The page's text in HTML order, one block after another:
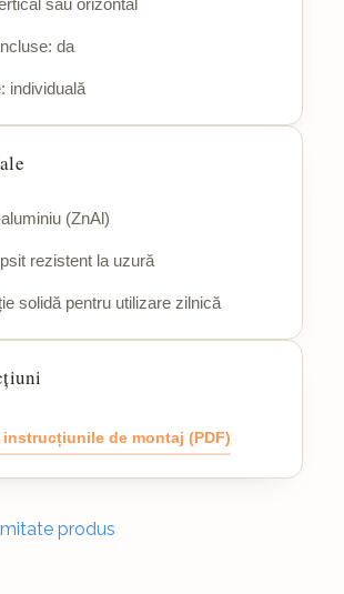
sau orizontal
da
individuală
(ZnAl)
rezistent la uzură
solidă pentru utilizare zilnică
instrucțiunile de montaj (PDF)
produs